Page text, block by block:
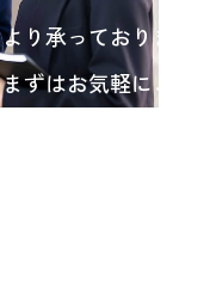
り承っております
ずはお気軽にご相